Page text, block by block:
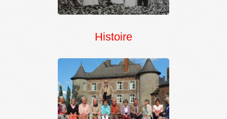
Histoire